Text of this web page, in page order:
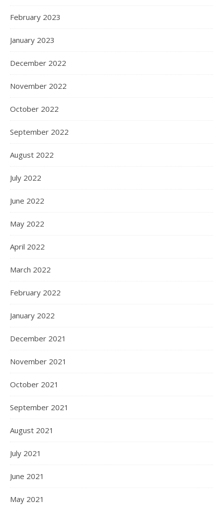
February 2023
January 2023
December 2022
November 2022
October 2022
September 2022
August 2022
July 2022
June 2022
May 2022
April 2022
March 2022
February 2022
January 2022
December 2021
November 2021
October 2021
September 2021
August 2021
July 2021
June 2021
May 2021